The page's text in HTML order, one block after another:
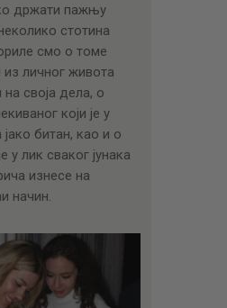
држати пажњу
стотина
смо о томе
из личног живота
своја дела, о
који је у
битан, као и о
у лик сваког јунака
изнесе на
начин.